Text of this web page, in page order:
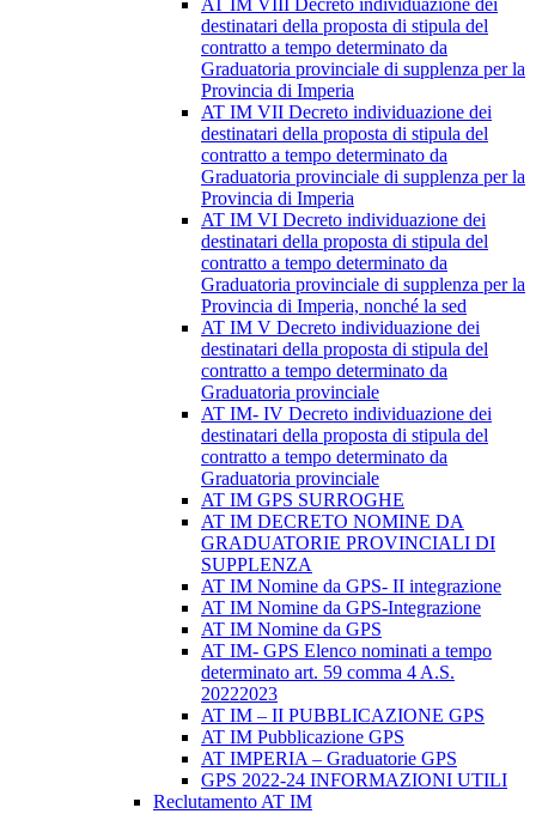
AT IM VIII Decreto individuazione dei
destinatari della proposta di stipula del
contratto a tempo determinato da
Graduatoria provinciale di supplenza per la
Provincia di Imperia
AT IM VII Decreto individuazione dei
destinatari della proposta di stipula del
contratto a tempo determinato da
Graduatoria provinciale di supplenza per la
Provincia di Imperia
AT IM VI Decreto individuazione dei
destinatari della proposta di stipula del
contratto a tempo determinato da
Graduatoria provinciale di supplenza per la
Provincia di Imperia, nonché la sed
AT IM V Decreto individuazione dei
destinatari della proposta di stipula del
contratto a tempo determinato da
Graduatoria provinciale
AT IM- IV Decreto individuazione dei
destinatari della proposta di stipula del
contratto a tempo determinato da
Graduatoria provinciale
AT IM GPS SURROGHE
AT IM DECRETO NOMINE DA
GRADUATORIE PROVINCIALI DI
SUPPLENZA
AT IM Nomine da GPS- II integrazione
AT IM Nomine da GPS-Integrazione
AT IM Nomine da GPS
AT IM- GPS Elenco nominati a tempo
determinato art. 59 comma 4 A.S.
20222023
AT IM – II PUBBLICAZIONE GPS
AT IM Pubblicazione GPS
AT IMPERIA – Graduatorie GPS
GPS 2022-24 INFORMAZIONI UTILI
Reclutamento AT IM